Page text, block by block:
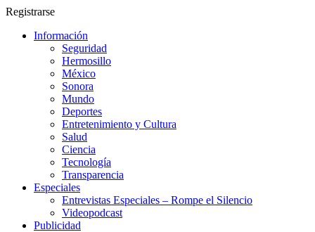
Registrarse
Información
Seguridad
Hermosillo
México
Sonora
Mundo
Deportes
Entretenimiento y Cultura
Salud
Ciencia
Tecnología
Transparencia
Especiales
Entrevistas Especiales – Rompe el Silencio
Videopodcast
Publicidad